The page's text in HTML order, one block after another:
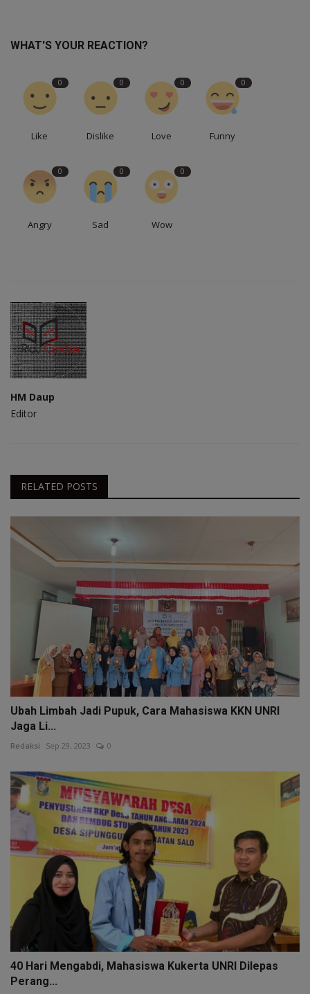
WHAT'S YOUR REACTION?
0
Like
0
Dislike
0
Love
0
Funny
0
Angry
0
Sad
0
Wow
HM Daup
Editor
RELATED POSTS
Ubah Limbah Jadi Pupuk, Cara Mahasiswa KKN UNRI
Jaga Li...
Redaksi Sep 29, 2023 0
40 Hari Mengabdi, Mahasiswa Kukerta UNRI Dilepas
Perang...